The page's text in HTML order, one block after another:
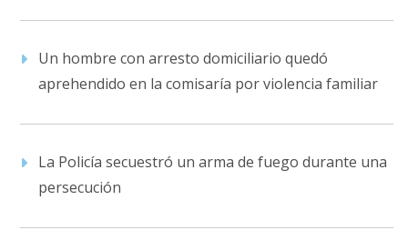
Un hombre con arresto domiciliario quedó
aprehendido en la comisaría por violencia familiar
La Policía secuestró un arma de fuego durante una
persecución